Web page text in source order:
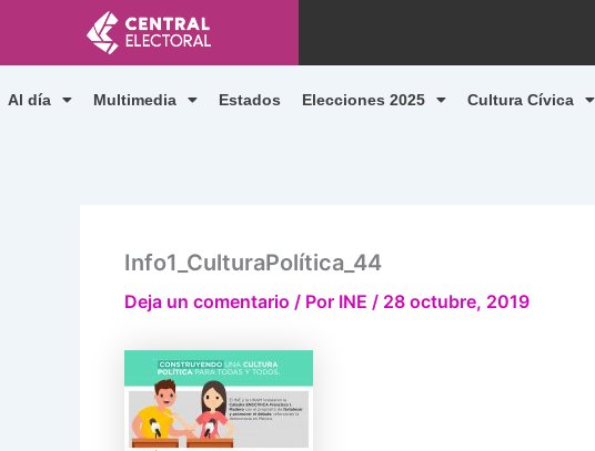
contenido
Al día Multimedia Estados Elecciones 2025 Cultura Cívica
Info1_CulturaPolítica_44
Deja un comentario / Por INE / 28 octubre, 2019